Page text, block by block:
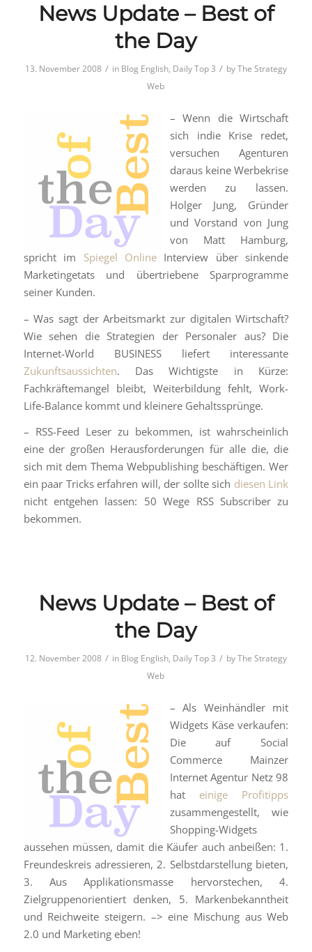
News Update – Best of
the Day
13. November 2008 / in Blog English, Daily Top 3 / byThe Strategy
Web
– Wenn die Wirtschaft
sich indie Krise redet,
versuchen Agenturen
daraus keine Werbekrise
werden zu lassen.
Holger Jung, Gründer
und Vorstand von Jung
von Matt Hamburg,
spricht im Spiegel Online Interview über sinkende
Marketingetats und übertriebene Sparprogramme
seiner Kunden.
– Was sagt der Arbeitsmarkt zur digitalen Wirtschaft?
Wie sehen die Strategien der Personaler aus? Die
Internet-World BUSINESS liefert interessante
Zukunftsaussichten. Das Wichtigste in Kürze:
Fachkräftemangel bleibt, Weiterbildung fehlt, Work-
Life-Balance kommt und kleinere Gehaltssprünge.
– RSS-Feed Leser zu bekommen, ist wahrscheinlich
eine der großen Herausforderungen für alle die, die
sich mit dem Thema Webpublishing beschäftigen. Wer
ein paar Tricks erfahren will, der sollte sich diesen Link
nicht entgehen lassen: 50 Wege RSS Subscriber zu
bekommen.
News Update – Best of
the Day
12. November 2008 / in Blog English, Daily Top 3 / byThe Strategy
Web
– Als Weinhändler mit
Widgets Käse verkaufen:
Die auf Social
Commerce Mainzer
Internet Agentur Netz 98
hat einige Profitipps
zusammengestellt, wie
Shopping-Widgets
aussehen müssen, damit die Käufer auch anbeißen: 1.
Freundeskreis adressieren, 2. Selbstdarstellung bieten,
3. Aus Applikationsmasse hervorstechen, 4.
Zielgruppenorientiert denken, 5. Markenbekanntheit
und Reichweite steigern. –> eine Mischung aus Web
2.0 und Marketing eben!